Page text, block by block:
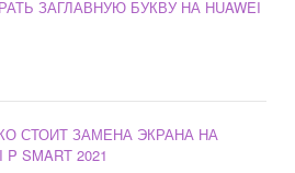
ЗАГЛАВНУЮ БУКВУ НА HUAWEI
СТОИТ ЗАМЕНА ЭКРАНА НА
P SMART 2021